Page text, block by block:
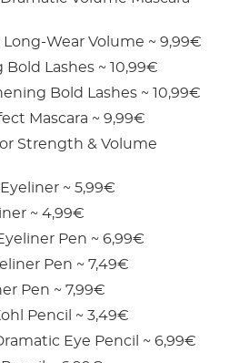
Wear Volume ~ 9,99€
Bold Lashes ~ 10,99€
Bold Lashes ~ 10,99€
Mascara ~ 9,99€
Strength & Volume
~ 5,99€
~ 4,99€
Pen ~ 6,99€
Pen ~ 7,49€
Pen ~ 7,99€
Pencil ~ 3,49€
Eye Pencil ~ 6,99€